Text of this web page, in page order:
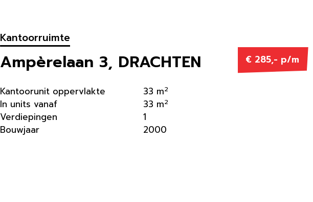
Kantoorruimte
Ampèrelaan 3, DRACHTEN
Kantoorunit oppervlakte
In units vanaf
Verdiepingen
Bouwjaar
33 m2
33 m2
1
2000
€ 285,- p/m